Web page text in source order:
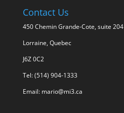
Contact Us
450 Chemin Grande-Cote, suite 204
Lorraine, Quebec
J6Z 0C2
Tel: (514) 904-1333
Email: mario@mi3.ca